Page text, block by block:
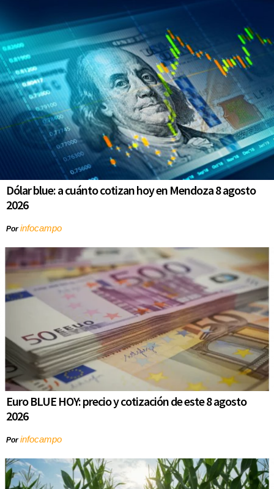
Dólar blue: a cuánto cotizan hoy en Mendoza 8 agosto
2026
Porinfocampo
Euro BLUE HOY: precio y cotización de este 8 agosto
2026
Porinfocampo